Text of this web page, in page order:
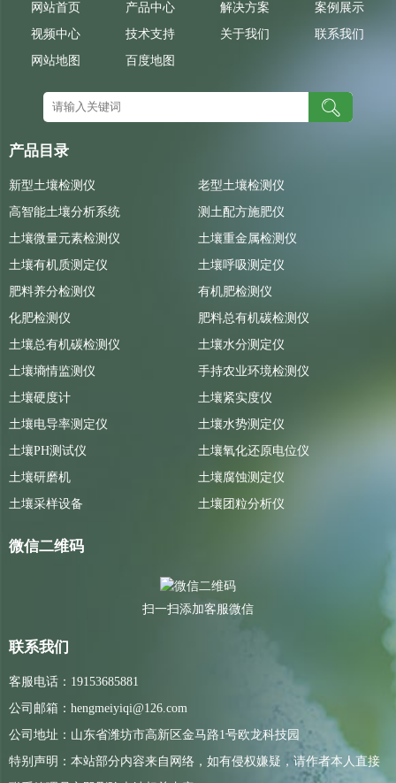
网站首页 产品中心 解决方案
案例展示
视频中心
技术支持 关于我们
联系我们
网站地图
百度地图
产品目录
新型土壤检测仪
老型土壤检测仪
高智能土壤分析系统
测土配方施肥仪
土壤微量元素检测仪
土壤重金属检测仪
土壤有机质测定仪
土壤呼吸测定仪
肥料养分检测仪
有机肥检测仪
化肥检测仪
肥料总有机碳检测仪
土壤总有机碳检测仪
土壤水分测定仪
土壤墒情监测仪
手持农业环境检测仪
土壤硬度计
土壤紧实度仪
土壤电导率测定仪
土壤水势测定仪
土壤PH测试仪
土壤氧化还原电位仪
土壤研磨机
土壤腐蚀测定仪
土壤采样设备
土壤团粒分析仪
微信二维码
扫一扫添加客服微信
联系我们
客服电话：19153685881
公司邮箱：hengmeiyiqi@126.com
公司地址：山东省潍坊市高新区金马路1号欧龙科技园
特别声明：本站部分内容来自网络，如有侵权嫌疑，请作者本人直接